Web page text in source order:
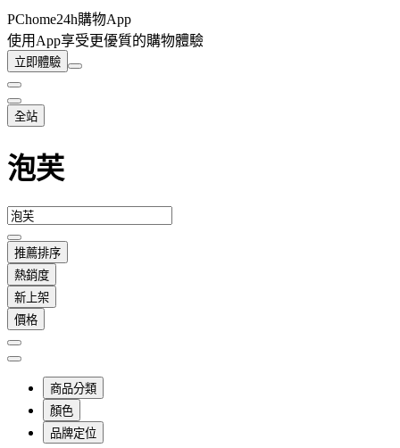
PChome24h購物App
使用App享受更優質的購物體驗
立即體驗
全站
泡芙
推薦排序
熱銷度
新上架
價格
商品分類
顏色
品牌定位